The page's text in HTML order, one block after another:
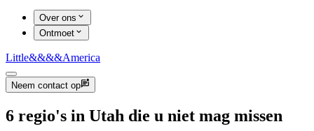
Over ons
Ontmoet
Little&&&&America
Neem contact op
6 regio's in Utah die u niet mag missen